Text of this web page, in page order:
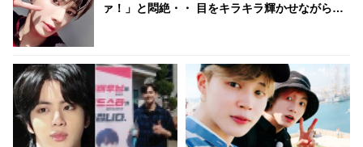
ァ！」と悶絶・・ 目をキラキラ輝かせながら聞